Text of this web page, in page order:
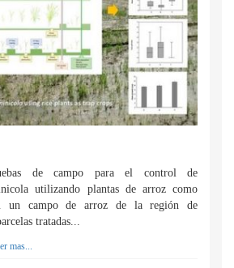
de campo para el control de
utilizando plantas de arroz como
un campo de arroz de la región de
tratadas...
mas...